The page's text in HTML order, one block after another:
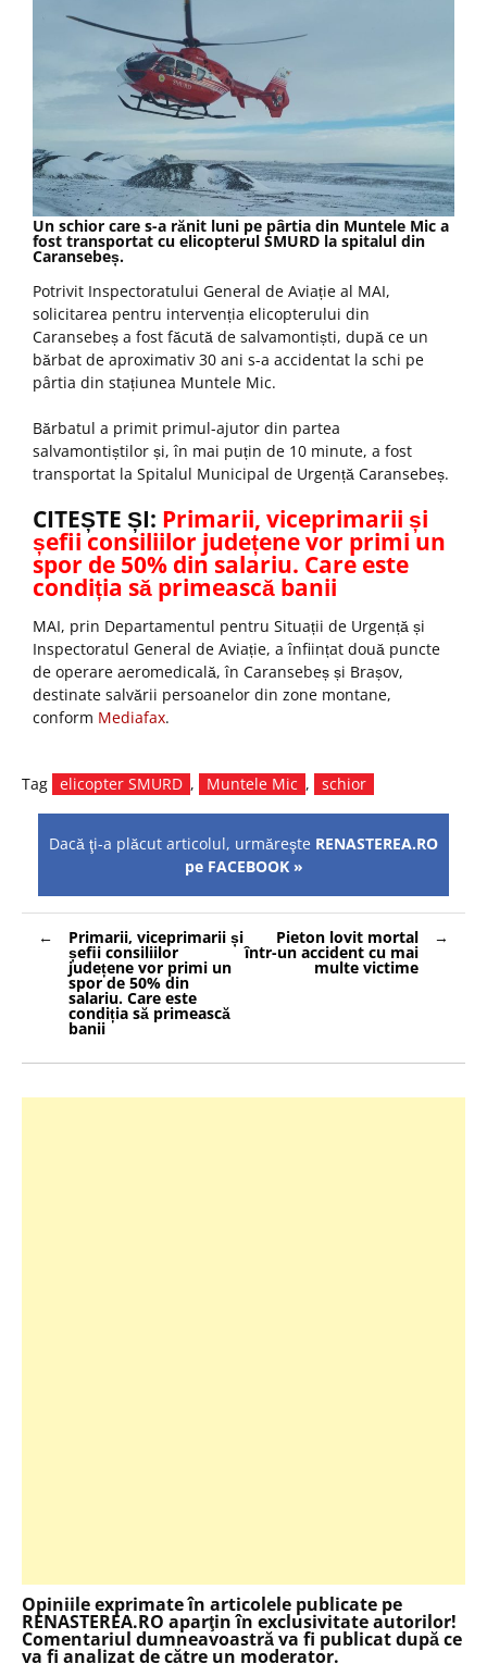
Un schior care s-a rănit luni pe pârtia din Muntele Mic a
fost transportat cu elicopterul SMURD la spitalul din
Caransebeș.
Potrivit Inspectoratului General de Aviație al MAI,
solicitarea pentru intervenția elicopterului din
Caransebeș a fost făcută de salvamontiști, după ce un
bărbat de aproximativ 30 ani s-a accidentat la schi pe
pârtia din stațiunea Muntele Mic.
Bărbatul a primit primul-ajutor din partea
salvamontiștilor și, în mai puțin de 10 minute, a fost
transportat la Spitalul Municipal de Urgență Caransebeș.
CITEȘTE ȘI: Primarii, viceprimarii și
șefii consiliilor județene vor primi un
spor de 50% din salariu. Care este
condiția să primească banii
MAI, prin Departamentul pentru Situații de Urgență și
Inspectoratul General de Aviație, a înființat două puncte
de operare aeromedicală, în Caransebeș și Brașov,
destinate salvării persoanelor din zone montane,
conform Mediafax.
Tag elicopter SMURD , Muntele Mic , schior
Dacă ţi-a plăcut articolul, urmăreşte RENASTEREA.RO
pe FACEBOOK »
Navigare
în
articole
Primarii, viceprimarii și
șefii consiliilor
județene vor primi un
spor de 50% din
salariu. Care este
condiția să primească
banii
Pieton lovit mortal
într-un accident cu mai
multe victime
Opiniile exprimate în articolele publicate pe
RENASTEREA.RO aparţin în exclusivitate autorilor!
Comentariul dumneavoastră va fi publicat după ce
va fi analizat de către un moderator.